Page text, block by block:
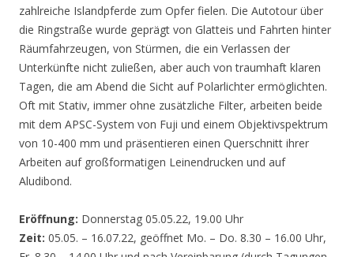
zahlreiche Islandpferde zum Opfer fielen. Die Autotour über
die Ringstraße wurde geprägt von Glatteis und Fahrten hinter
Räumfahrzeugen, von Stürmen, die ein Verlassen der
Unterkünfte nicht zuließen, aber auch von traumhaft klaren
Tagen, die am Abend die Sicht auf Polarlichter ermöglichten.
Oft mit Stativ, immer ohne zusätzliche Filter, arbeiten beide
mit dem APSC-System von Fuji und einem Objektivspektrum
von 10-400 mm und präsentieren einen Querschnitt ihrer
Arbeiten auf großformatigen Leinendrucken und auf
Aludibond.
Eröffnung: Donnerstag 05.05.22, 19.00 Uhr
Zeit: 05.05. – 16.07.22, geöffnet Mo. – Do. 8.30 – 16.00 Uhr,